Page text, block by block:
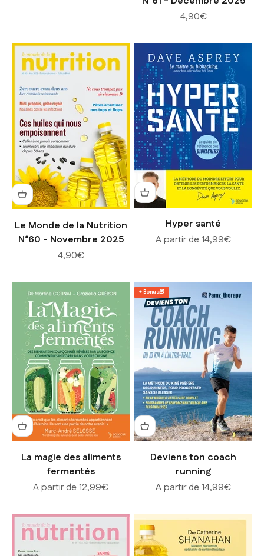
Prix de vente
4,90€
Le Monde de la Nutrition
N°60 - Novembre 2025
Prix de vente
4,90€
Hyper santé
Prix de vente
A partir de 14,99€
La magie des aliments
fermentés
Prix de vente
A partir de 12,99€
+ Bonus🎁
Deviens ton coach
running
Prix de vente
A partir de 14,99€